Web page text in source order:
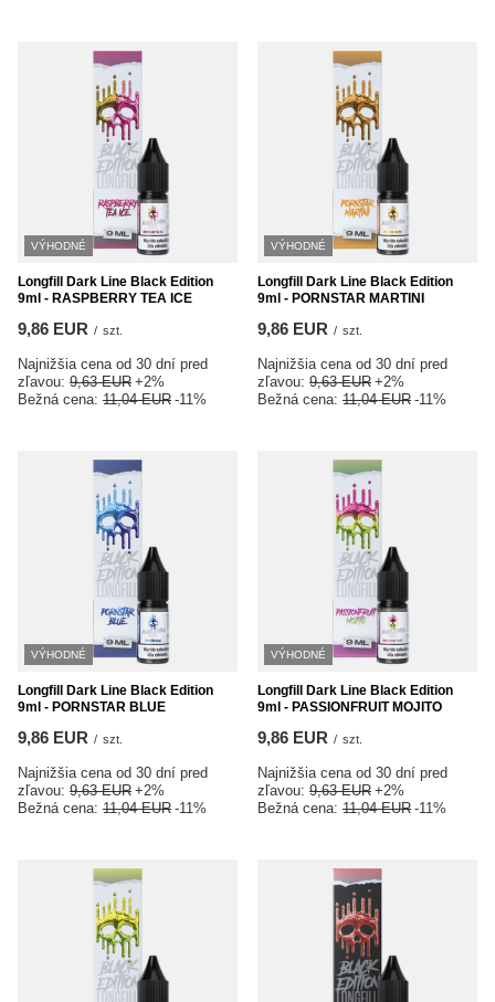
VÝHODNÉ
Longfill Dark Line Black Edition
9ml - RASPBERRY TEA ICE
9,86 EUR / szt.
Najnižšia cena od 30 dní pred
zľavou: 9,63 EUR +2%
Bežná cena: 11,04 EUR -11%
VÝHODNÉ
Longfill Dark Line Black Edition
9ml - PORNSTAR MARTINI
9,86 EUR / szt.
Najnižšia cena od 30 dní pred
zľavou: 9,63 EUR +2%
Bežná cena: 11,04 EUR -11%
VÝHODNÉ
Longfill Dark Line Black Edition
9ml - PORNSTAR BLUE
9,86 EUR / szt.
Najnižšia cena od 30 dní pred
zľavou: 9,63 EUR +2%
Bežná cena: 11,04 EUR -11%
VÝHODNÉ
Longfill Dark Line Black Edition
9ml - PASSIONFRUIT MOJITO
9,86 EUR / szt.
Najnižšia cena od 30 dní pred
zľavou: 9,63 EUR +2%
Bežná cena: 11,04 EUR -11%